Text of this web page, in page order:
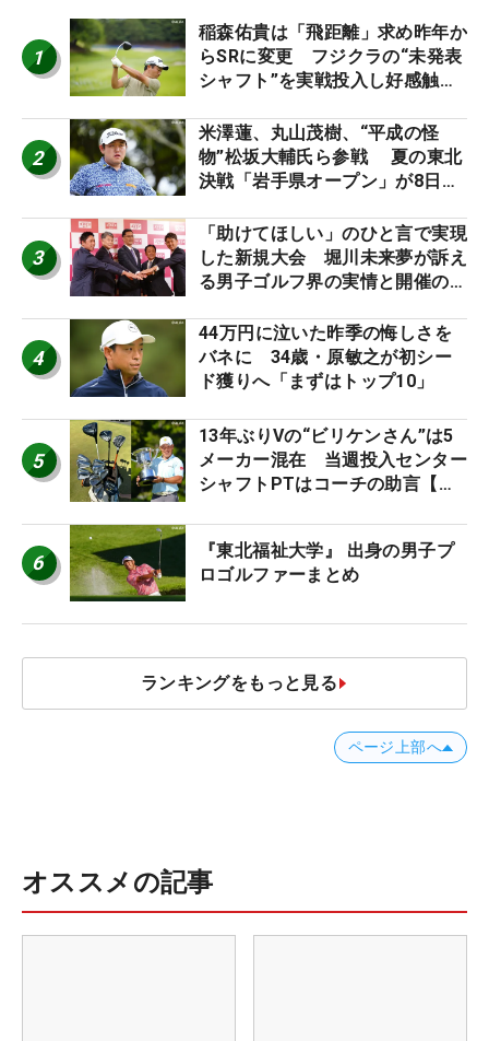
1
稲森佑貴は「飛距離」求め昨年か
らSRに変更 フジクラの“未発表
シャフト”を実戦投入し好感触
ーのヒトネタ！】
2
米澤蓮、丸山茂樹、“平成の怪
物”松坂大輔氏ら参戦 夏の東北
決戦「岩手県オープン」が8日開
3
「助けてほしい」のひと言で実現
した新規大会 堀川未来夢が訴え
る男子ゴルフ界の実情と開催の舞
4
44万円に泣いた昨季の悔しさを
バネに 34歳・原敏之が初シー
ド獲りへ「まずはトップ10」
5
13年ぶりVの“ビリケンさん”は5
メーカー混在 当週投入センター
シャフトPTはコーチの助言【勝
6
『東北福祉大学』 出身の男子プ
ロゴルファーまとめ
ランキングをもっと見る
ページ上部へ
オススメの記事